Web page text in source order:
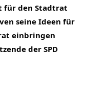
für den Stadtrat
seine Ideen für
einbringen
der SPD